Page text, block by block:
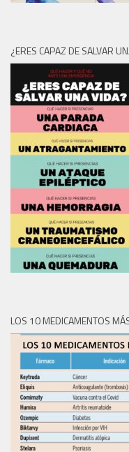
¿ERES CAPAZ DE SALVAR
LOS 10 MEDICAMENTOS